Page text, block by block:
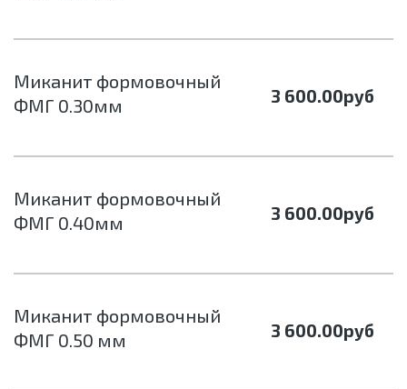
Миканит формовочный
ФМГ 0.30мм
3 600.00руб
Миканит формовочный
ФМГ 0.40мм
3 600.00руб
Миканит формовочный
ФМГ 0.50 мм
3 600.00руб